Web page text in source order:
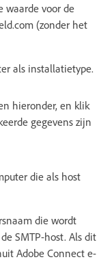
waarde voor de
(zonder het
als installatietype.
hieronder, en klik
gegevens zijn
die als host
die wordt
SMTP-host. Als dit
Adobe Connect e-